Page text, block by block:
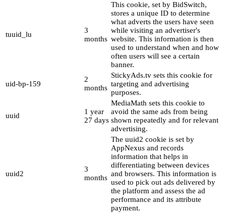
tuuid_lu
3
months
This cookie, set by BidSwitch,
stores a unique ID to determine
what adverts the users have seen
while visiting an advertiser's
website. This information is then
used to understand when and how
often users will see a certain
banner.
uid-bp-159
2
months
StickyAds.tv sets this cookie for
targeting and advertising
purposes.
uuid
1 year
27 days
MediaMath sets this cookie to
avoid the same ads from being
shown repeatedly and for relevant
advertising.
uuid2
3
months
The uuid2 cookie is set by
AppNexus and records
information that helps in
differentiating between devices
and browsers. This information is
used to pick out ads delivered by
the platform and assess the ad
performance and its attribute
payment.